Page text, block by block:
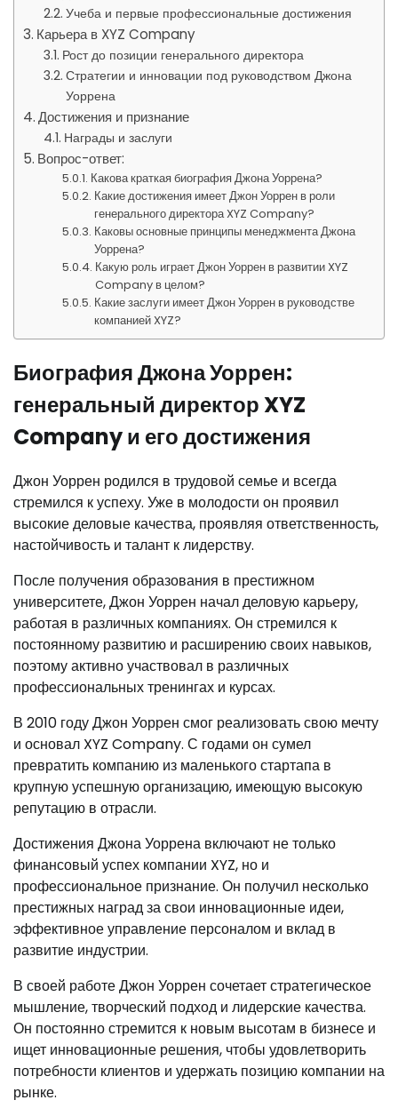
Учеба и первые профессиональные достижения
Карьера в XYZ Company
Рост до позиции генерального директора
Стратегии и инновации под руководством Джона
Уоррена
Достижения и признание
Награды и заслуги
Вопрос-ответ:
Какова краткая биография Джона Уоррена?
Какие достижения имеет Джон Уоррен в роли
генерального директора XYZ Company?
Каковы основные принципы менеджмента Джона
Уоррена?
Какую роль играет Джон Уоррен в развитии XYZ
Company в целом?
Какие заслуги имеет Джон Уоррен в руководстве
компанией XYZ?
Биография Джона Уоррен:
генеральный директор XYZ
Company и его достижения
Джон Уоррен родился в трудовой семье и всегда
стремился к успеху. Уже в молодости он проявил
высокие деловые качества, проявляя ответственность,
настойчивость и талант к лидерству.
После получения образования в престижном
университете, Джон Уоррен начал деловую карьеру,
работая в различных компаниях. Он стремился к
постоянному развитию и расширению своих навыков,
поэтому активно участвовал в различных
профессиональных тренингах и курсах.
В 2010 году Джон Уоррен смог реализовать свою мечту
и основал XYZ Company. С годами он сумел
превратить компанию из маленького стартапа в
крупную успешную организацию, имеющую высокую
репутацию в отрасли.
Достижения Джона Уоррена включают не только
финансовый успех компании XYZ, но и
профессиональное признание. Он получил несколько
престижных наград за свои инновационные идеи,
эффективное управление персоналом и вклад в
развитие индустрии.
В своей работе Джон Уоррен сочетает стратегическое
мышление, творческий подход и лидерские качества.
Он постоянно стремится к новым высотам в бизнесе и
ищет инновационные решения, чтобы удовлетворить
потребности клиентов и удержать позицию компании на
рынке.